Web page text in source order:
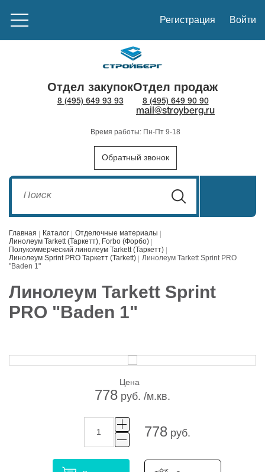
Регистрация Войти
Отдел закупок
8 (495) 649 93 93
Отдел продаж
8 (495) 649 90 90
mail@stroyberg.ru
Время работы: Пн-Пт 9-18
Обратный звонок
Главная Каталог
Отделочные материалы
Линолеум Tarkett (Таркетт), Forbo (Форбо)
Полукоммерческий линолеум Tarkett (Таркетт)
Линолеум Sprint PRO Таркетт (Tarkett)
Линолеум Tarkett Sprint PRO
"Baden 1"
Линолеум Tarkett Sprint
PRO "Baden 1"
Цена
778 руб. /м.кв.
778руб.